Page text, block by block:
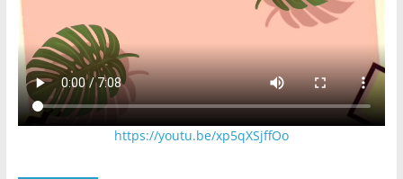
https://youtu.be/xp5qXSjffOo